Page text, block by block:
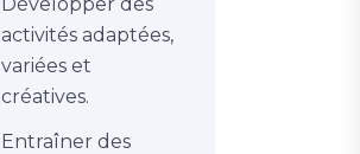
activités adaptées,
variées et
créatives.
Entraîner des